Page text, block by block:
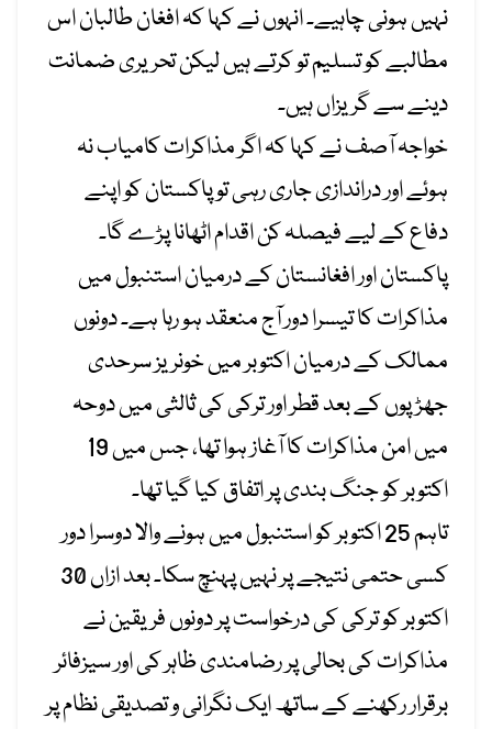
نہیں ہونی چاہیے۔ انہوں نے کہا کہ افغان طالبان اس
مطالبے کو تسلیم تو کرتے ہیں لیکن تحریری ضمانت
دینے سے گریزاں ہیں۔
خواجہ آصف نے کہا کہ اگر مذاکرات کامیاب نہ
ہوئے اور دراندازی جاری رہی تو پاکستان کو اپنے
دفاع کے لیے فیصلہ کن اقدام اٹھانا پڑے گا۔
پاکستان اور افغانستان کے درمیان استنبول میں
مذاکرات کا تیسرا دور آج منعقد ہو رہا ہے۔ دونوں
ممالک کے درمیان اکتوبر میں خونریز سرحدی
جھڑپوں کے بعد قطر اور ترکی کی ثالثی میں دوحہ
میں امن مذاکرات کا آغاز ہوا تھا، جس میں 19
اکتوبر کو جنگ بندی پر اتفاق کیا گیا تھا۔
تاہم 25 اکتوبر کو استنبول میں ہونے والا دوسرا دور
کسی حتمی نتیجے پر نہیں پہنچ سکا۔ بعد ازاں 30
اکتوبر کو ترکی کی درخواست پر دونوں فریقین نے
مذاکرات کی بحالی پر رضامندی ظاہر کی اور سیزفائر
برقرار رکھنے کے ساتھ ایک نگرانی و تصدیقی نظام پر